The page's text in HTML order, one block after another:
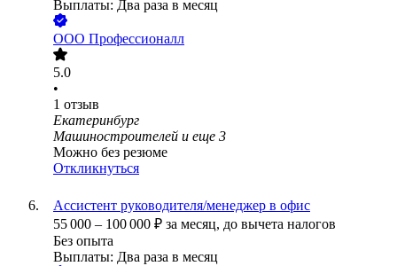
Выплаты: Два раза в месяц
ООО Профессионалл
5.0
•
1 отзыв
Екатеринбург
Машиностроителей и еще 3
Можно без резюме
Откликнуться
Ассистент руководителя/менеджер в офис
55 000 – 100 000 ₽ за месяц, до вычета налогов
Без опыта
Выплаты: Два раза в месяц